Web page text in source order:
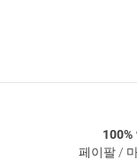
100%
페이팔 /